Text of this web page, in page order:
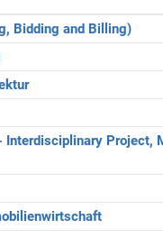
Bidding and Billing)
Interdisciplinary Project,